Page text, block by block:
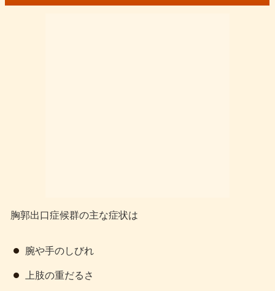
胸郭出口症候群の主な症状は
腕や手のしびれ
上肢の重だるさ